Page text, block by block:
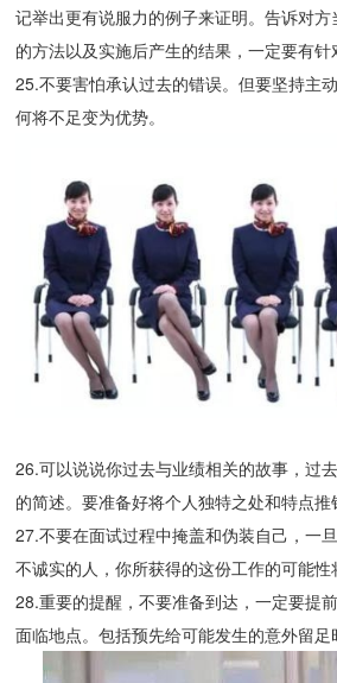
记举出更有说服力的例子来证明。告诉对
的方法以及实施后产生的结果，一定要有针
25.不要害怕承认过去的错误。但要坚持主
何将不足变为优势。
26.可以说说你过去与业绩相关的故事，过
的简述。要准备好将个人独特之处和特点推
27.不要在面试过程中掩盖和伪装自己，一
不诚实的人，你所获得的这份工作的可能性
28.重要的提醒，不要准备到达，一定要提
面临地点。包括预先给可能发生的意外留足